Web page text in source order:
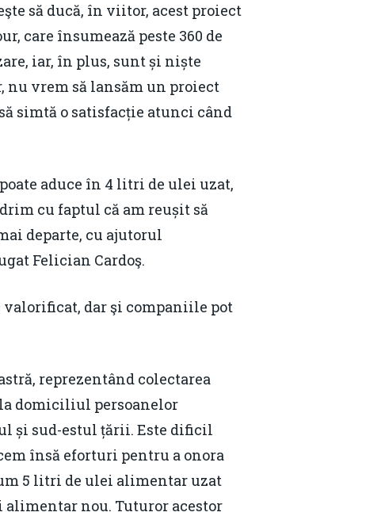
să ducă, în viitor, acest proiect
care însumează peste 360 de
iar, în plus, sunt și niște
nu vrem să lansăm un proiect
simtă o satisfacție atunci când
aduce în 4 litri de ulei uzat,
cu faptul că am reușit să
departe, cu ajutorul
Felician Cardoş.
dar şi companiile pot
reprezentând colectarea
domiciliul persoanelor
și sud-estul țării. Este dificil
însă eforturi pentru a onora
5 litri de ulei alimentar uzat
nou. Tuturor acestor